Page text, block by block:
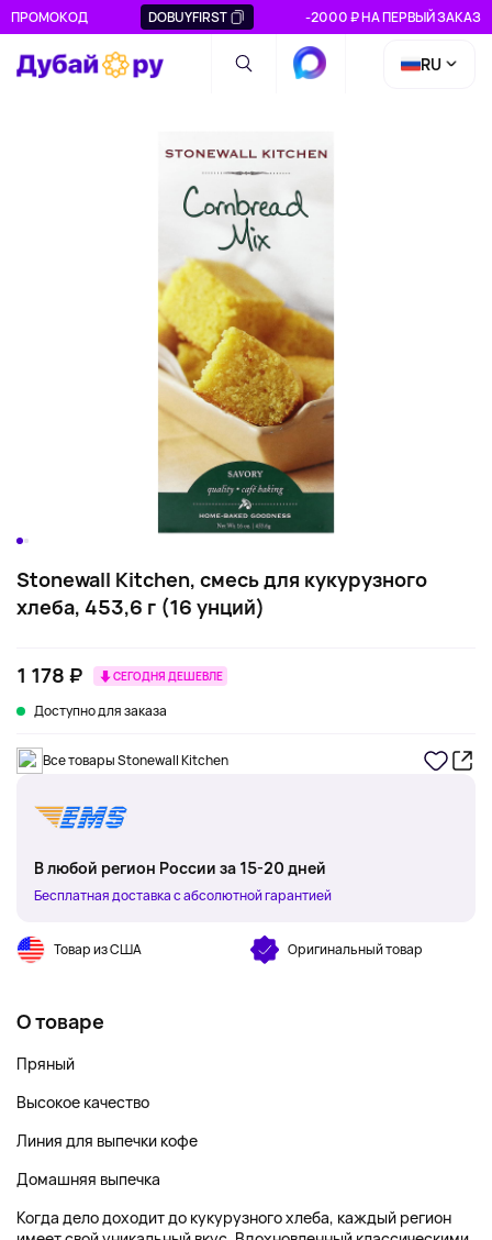
ПРОМОКОД DOBUYFIRST -2000 ₽ НА ПЕРВЫЙ ЗАКАЗ
RU
Stonewall Kitchen, смесь для кукурузного
хлеба, 453,6 г (16 унций)
1 178 ₽ СЕГОДНЯ ДЕШЕВЛЕ
Доступно для заказа
Все товары Stonewall Kitchen
В любой регион России за 15-20 дней
Бесплатная доставка с абсолютной гарантией
Товар из США Оригинальный товар
О товаре
Пряный
Высокое качество
Линия для выпечки кофе
Домашняя выпечка
Когда дело доходит до кукурузного хлеба, каждый регион